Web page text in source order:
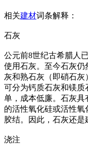
相关建材词条解释：
石灰
公元前8世纪古希腊人
使用石灰。至今石灰
灰和熟石灰（即硝石灰
可分为钙质石灰和镁
单，成本低廉。石灰
的活性氧化硅或活性
胶结。因此，石灰还是
浇注